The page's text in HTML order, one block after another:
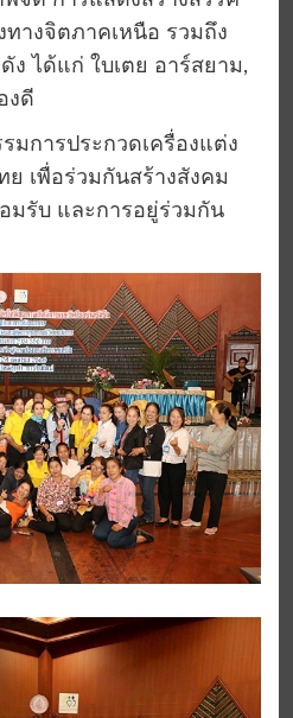
างจิตภาคเหนือ รวมถึง
ง ได้แก่ ใบเตย อาร์สยาม,
งดี
มการประกวดเครื่องแต่ง
เพื่อร่วมกันสร้างสังคม
มรับ และการอยู่ร่วมกัน